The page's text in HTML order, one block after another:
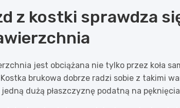
z kostki sprawdza
jest obciążana nie tylko przez koła
brukowa dobrze radzi sobie z takimi
dużą płaszczyznę podatną na